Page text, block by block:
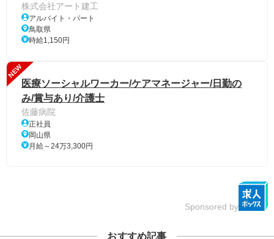
株式会社アート建工
アルバイト・パート
鳥取県
時給1,150円
NEW
医療ソーシャルワーカー/ケアマネージャー/日勤の
み/賞与あり/介護士
佐藤病院
正社員
岡山県
月給～24万3,300円
Sponsored by
おすすめ記事